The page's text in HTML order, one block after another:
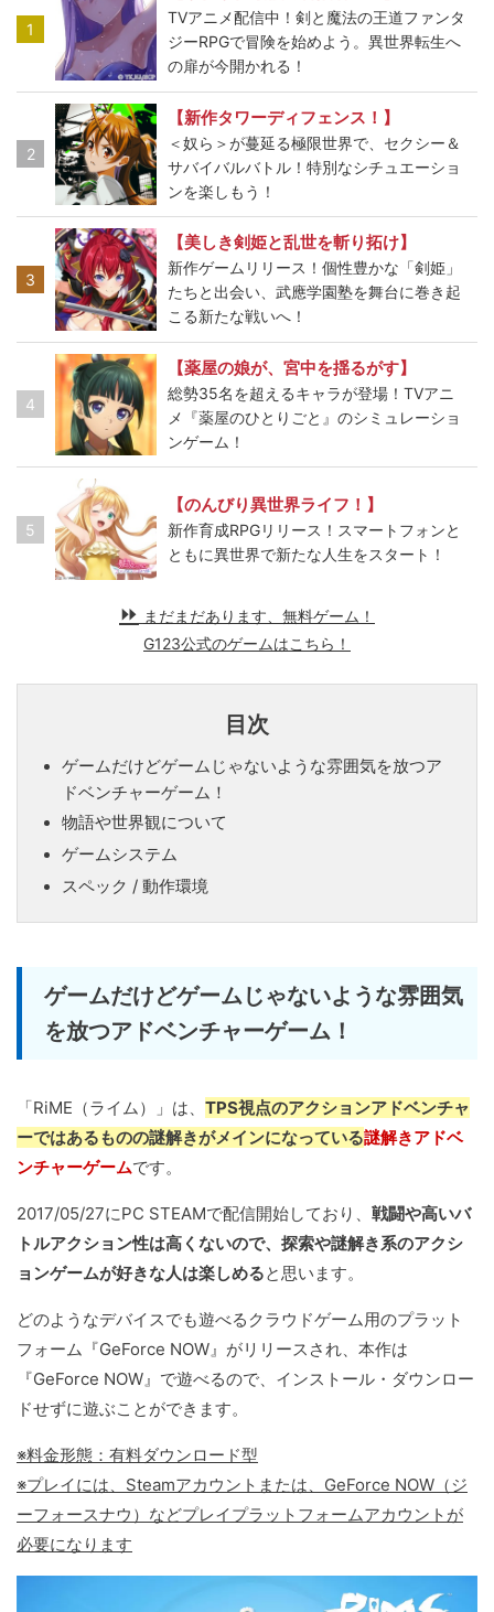
1
TVアニメ配信中！剣と魔法の王道ファンタ
ジーRPGで冒険を始めよう。異世界転生へ
の扉が今開かれる！
2
【新作タワーディフェンス！】
＜奴ら＞が蔓延る極限世界で、セクシー＆
サバイバルバトル！特別なシチュエーショ
ンを楽しもう！
3
【美しき剣姫と乱世を斬り拓け】
新作ゲームリリース！個性豊かな「剣姫」
たちと出会い、武應学園塾を舞台に巻き起
こる新たな戦いへ！
4
【薬屋の娘が、宮中を揺るがす】
総勢35名を超えるキャラが登場！TVアニ
メ『薬屋のひとりごと』のシミュレーショ
ンゲーム！
5
【のんびり異世界ライフ！】
新作育成RPGリリース！スマートフォンと
ともに異世界で新たな人生をスタート！
まだまだあります、無料ゲーム！
G123公式のゲームはこちら！
目次
ゲームだけどゲームじゃないような雰囲気を放つア
ドベンチャーゲーム！
物語や世界観について
ゲームシステム
スペック / 動作環境
ゲームだけどゲームじゃないような雰囲気
を放つアドベンチャーゲーム！
「RiME（ライム）」は、 TPS視点のアクションアドベンチャ
ーではあるものの謎解きがメインになっている謎解きアドベ
ンチャーゲームです。
2017/05/27にPC STEAMで配信開始しており、 戦闘や高いバ
トルアクション性は高くないので、探索や謎解き系のアクシ
ョンゲームが好きな人は楽しめると思います。
どのようなデバイスでも遊べるクラウドゲーム用のプラット
フォーム『GeForce NOW』がリリースされ、本作は
『GeForce NOW』で遊べるので、インストール・ダウンロー
ドせずに遊ぶことができます。
※料金形態：有料ダウンロード型
※プレイには、Steamアカウントまたは、GeForce NOW（ジ
ーフォースナウ）などプレイプラットフォームアカウントが
必要になります